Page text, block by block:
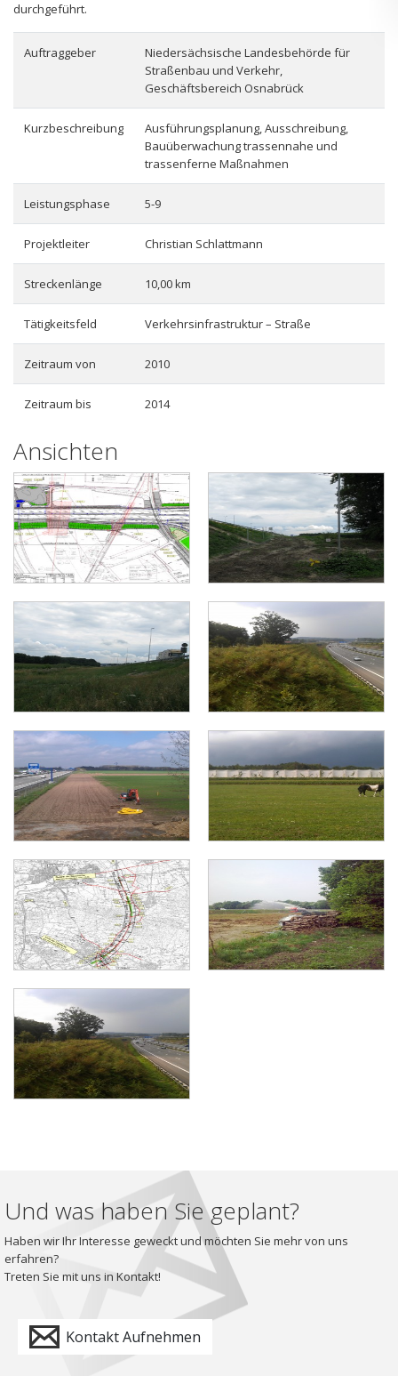
durchgeführt.
Auftraggeber
Niedersächsische Landesbehörde für
Straßenbau und Verkehr,
Geschäftsbereich Osnabrück
Kurzbeschreibung
Ausführungsplanung, Ausschreibung,
Bauüberwachung trassennahe und
trassenferne Maßnahmen
Leistungsphase 5-9
Projektleiter Christian Schlattmann
Streckenlänge 10,00 km
Tätigkeitsfeld Verkehrsinfrastruktur – Straße
Zeitraum von 2010
Zeitraum bis 2014
Ansichten
Und was haben Sie geplant?
Haben wir Ihr Interesse geweckt und möchten Sie mehr von uns
erfahren?
Treten Sie mit uns in Kontakt!
Kontakt Aufnehmen